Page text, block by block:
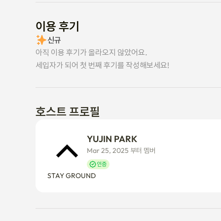
이용 후기
신규
아직 이용 후기가 올라오지 않았어요.
세입자가 되어 첫 번째 후기를 작성해보세요!
호스트 프로필
YUJIN PARK
Mar 25, 2025 부터 멤버
인증
STAY GROUND